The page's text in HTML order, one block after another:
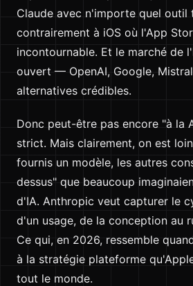
Claude avec n'importe quel outil
contrairement à iOS où l'App
incontournable. Et le marché de
ouvert — OpenAI, Google,
alternatives crédibles.
Donc peut-être pas encore "à la
strict. Mais clairement, on est
fournis un modèle, les autres
dessus" que beaucoup
d'IA. Anthropic veut capturer le
d'un usage, de la conception au
Ce qui, en 2026, ressemble
à la stratégie plateforme
tout le monde.